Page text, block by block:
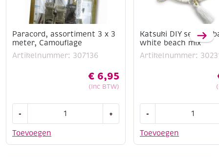
Paracord, assortiment 3 x 3
meter, Camouflage
Artikelnummer: 307136
€ 6,95
(Inc BTW)
Toevoegen
-
3
+
Katsuki DIY set
white beach mix
Artikelnummer:
Toevoegen
-
set